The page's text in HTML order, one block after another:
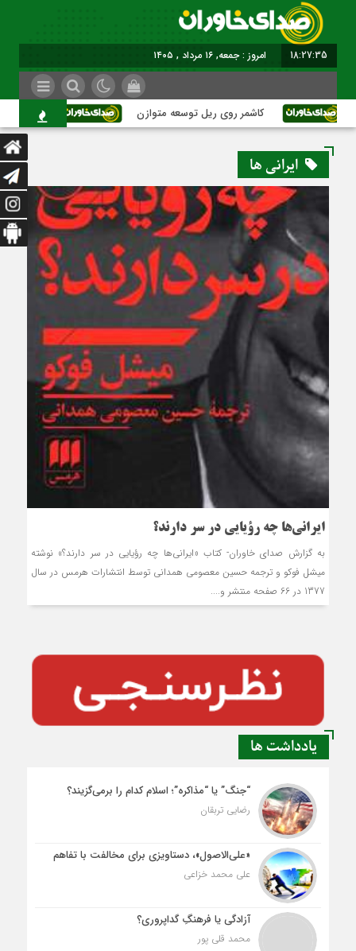
18:27:35 برابر با : Friday - 7 August - 2026
کاشمر روی ریل توسعه متوازن کاشمر؛
ایرانی ها
ایرانی‌ها چه رؤیایی در سر دارند؟
به گزارش صدای خاوران- کتاب «ایرانی‌ها چه رؤیایی در سر دارند؟» نوشته
میشل فوکو و ترجمه حسین معصومی همدانی توسط انتشارات هرمس در سال
1377 در 66 صفحه منتشر و....
یادداشت ها
“جنگ” یا “مذاکره”؛ اسلام کدام را برمی‌گزیند؟
رضایی تربقان
«علی‌الاصول»، دستاویزی برای مخالفت با تفاهم
علی محمد خزاعی
آزادگی یا فرهنگِ گداپروری؟
محمد قلی پور